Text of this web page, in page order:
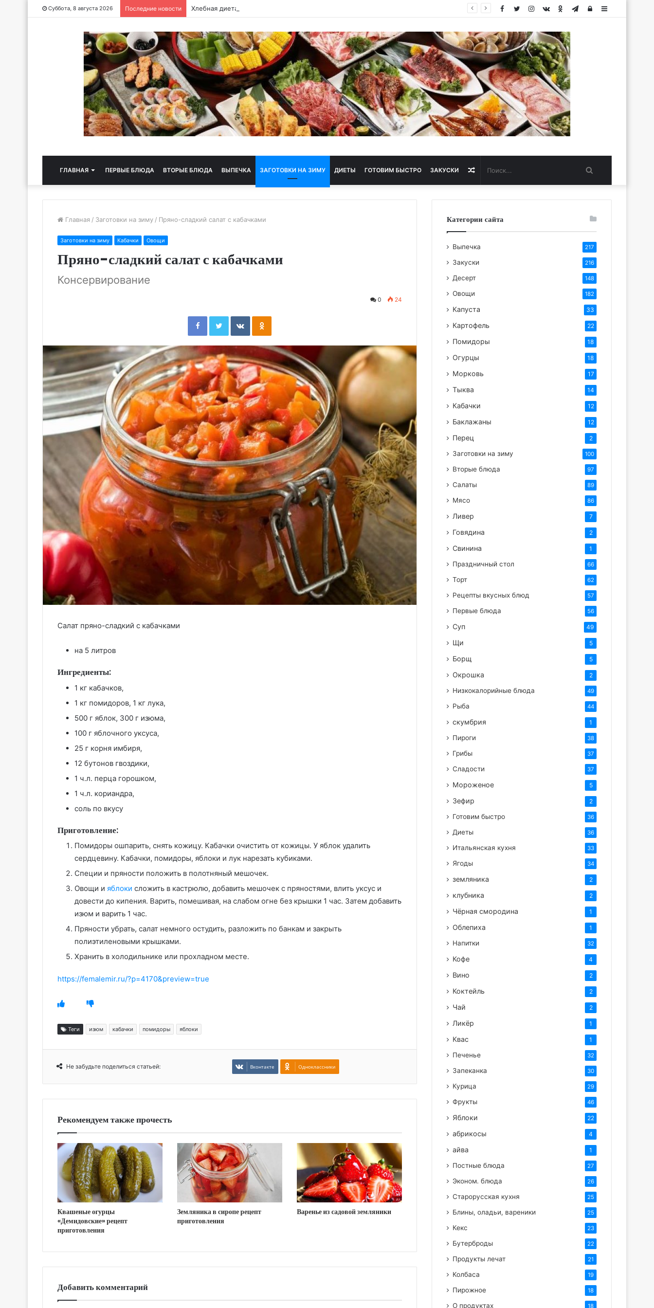
Суббота, 8 августа 2026 Последние новости Хлебная диета Sidebar
Авторизация
Telegram
Одноклассники
vk.com
Instagram
Twitter
Facebook
ГЛАВНАЯ ПЕРВЫЕ БЛЮДА ВТОРЫЕ БЛЮДА ВЫПЕЧКА ЗАГОТОВКИ НА ЗИМУ ДИЕТЫ ГОТОВИМ БЫСТРО ЗАКУСКИ Случайная
статья
Главная / Заготовки на зиму / Пряно-сладкий салат с кабачками
Заготовки на зиму Кабачки Овощи
Пряно-сладкий салат с кабачками
Консервирование
0 24
FacebookTwitterВконтактеОдноклассники
Салат пряно-сладкий с кабачками
на 5 литров
Ингредиенты:
1 кг кабачков,
1 кг помидоров, 1 кг лука,
500 г яблок, 300 г изюма,
100 г яблочного уксуса,
25 г корня имбиря,
12 бутонов гвоздики,
1 ч.л. перца горошком,
1 ч.л. кориандра,
соль по вкусу
Приготовление:
Помидоры ошпарить, снять кожицу. Кабачки очистить от кожицы. У яблок удалить
сердцевину. Кабачки, помидоры, яблоки и лук нарезать кубиками.
Специи и пряности положить в полотняный мешочек.
Овощи и яблоки сложить в кастрюлю, добавить мешочек с пряностями, влить уксус и
довести до кипения. Варить, помешивая, на слабом огне без крышки 1 час. Затем добавить
изюм и варить 1 час.
Пряности убрать, салат немного остудить, разложить по банкам и закрыть
полиэтиленовыми крышками.
Хранить в холодильнике или прохладном месте.
https://femalemir.ru/?p=4170&preview=true
Теги изюм кабачки помидоры яблоки
Не забудьте поделиться статьей: Вконтакте Одноклассники
Рекомендуем также прочесть
Квашеные огурцы
«Демидовские» рецепт
приготовления
Земляника в сиропе рецепт
приготовления
Варенье из садовой земляники
Добавить комментарий
Категории сайта
Выпечка 217
Закуски 216
Десерт 148
Овощи 182
Капуста 33
Картофель 22
Помидоры 18
Огурцы 18
Морковь 17
Тыква 14
Кабачки 12
Баклажаны 12
Перец 2
Заготовки на зиму 100
Вторые блюда 97
Салаты 89
Мясо 86
Ливер 7
Говядина 2
Свинина 1
Праздничный стол 66
Торт 62
Рецепты вкусных блюд 57
Первые блюда 56
Суп 49
Щи 5
Борщ 5
Окрошка 2
Низкокалорийные блюда 49
Рыба 44
скумбрия 1
Пироги 38
Грибы 37
Сладости 37
Мороженое 5
Зефир 2
Готовим быстро 36
Диеты 36
Итальянская кухня 33
Ягоды 34
земляника 2
клубника 2
Чёрная смородина 1
Облепиха 1
Напитки 32
Кофе 4
Вино 2
Коктейль 2
Чай 2
Ликёр 1
Квас 1
Печенье 32
Запеканка 30
Курица 29
Фрукты 46
Яблоки 22
абрикосы 4
айва 1
Постные блюда 27
Эконом. блюда 26
Старорусская кухня 25
Блины, оладьи, вареники 25
Кекс 23
Бутерброды 22
Продукты лечат 21
Колбаса 19
Пирожное 18
О продуктах 18